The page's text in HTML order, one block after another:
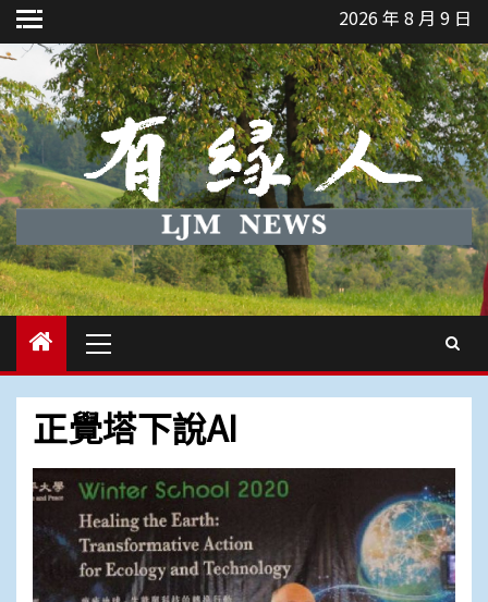
Skip
to
content
2026 年 8 月 9 日
Menu
正覺塔下說AI